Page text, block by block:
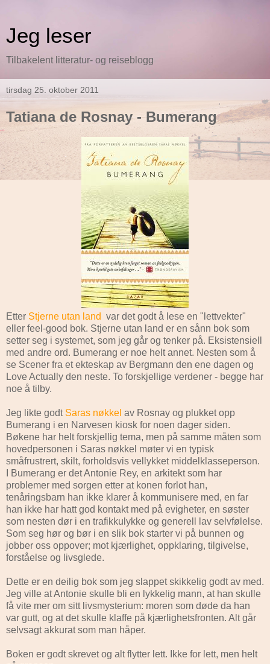
Jeg leser
Tilbakelent litteratur- og reiseblogg
tirsdag 25. oktober 2011
Tatiana de Rosnay - Bumerang
Etter Stjerne utan land var det godt å lese en "lettvekter"
eller feel-good bok. Stjerne utan land er en sånn bok som
setter seg i systemet, som jeg går og tenker på. Eksistensiell
med andre ord. Bumerang er noe helt annet. Nesten som å
se Scener fra et ekteskap av Bergmann den ene dagen og
Love Actually den neste. To forskjellige verdener - begge har
noe å tilby.
Jeg likte godt Saras nøkkel av Rosnay og plukket opp
Bumerang i en Narvesen kiosk for noen dager siden.
Bøkene har helt forskjellig tema, men på samme måten som
hovedpersonen i Saras nøkkel møter vi en typisk
småfrustrert, skilt, forholdsvis vellykket middelklasseperson.
I Bumerang er det Antonie Rey, en arkitekt som har
problemer med sorgen etter at konen forlot han,
tenåringsbarn han ikke klarer å kommunisere med, en far
han ikke har hatt god kontakt med på evigheter, en søster
som nesten dør i en trafikkulykke og generell lav selvfølelse.
Som seg hør og bør i en slik bok starter vi på bunnen og
jobber oss oppover; mot kjærlighet, oppklaring, tilgivelse,
forståelse og livsglede.
Dette er en deilig bok som jeg slappet skikkelig godt av med.
Jeg ville at Antonie skulle bli en lykkelig mann, at han skulle
få vite mer om sitt livsmysterium: moren som døde da han
var gutt, og at det skulle klaffe på kjærlighetsfronten. Alt går
selvsagt akkurat som man håper.
Boken er godt skrevet og alt flytter lett. Ikke for lett, men helt